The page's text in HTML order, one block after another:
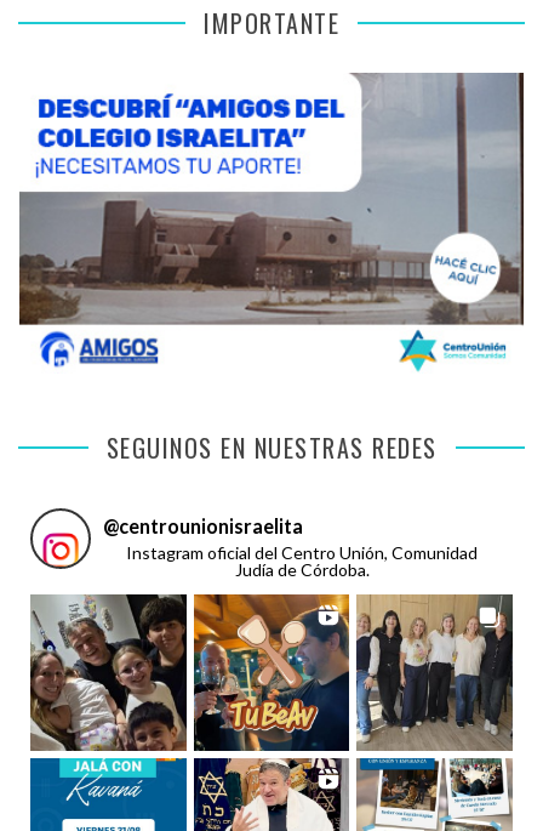
IMPORTANTE
SEGUINOS EN NUESTRAS REDES
@centrounionisraelita
Instagram oficial del Centro Unión, Comunidad
Judía de Córdoba.